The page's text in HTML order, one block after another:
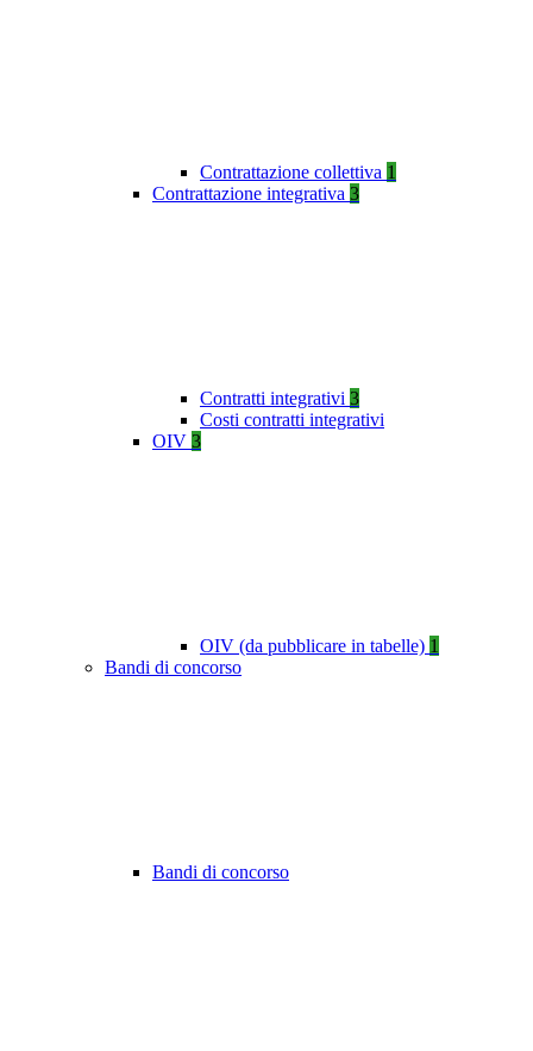
Contrattazione collettiva 1
Contrattazione integrativa 3
Contratti integrativi 3
Costi contratti integrativi
OIV 3
OIV (da pubblicare in tabelle) 1
Bandi di concorso
Bandi di concorso